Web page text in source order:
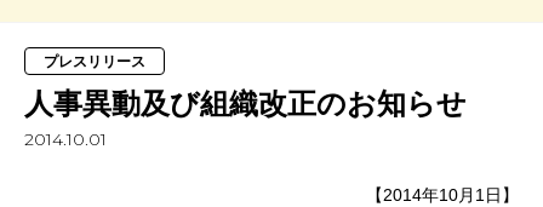
プレスリリース
人事異動及び組織改正のお知らせ
2014.10.01
【2014年10月1日】